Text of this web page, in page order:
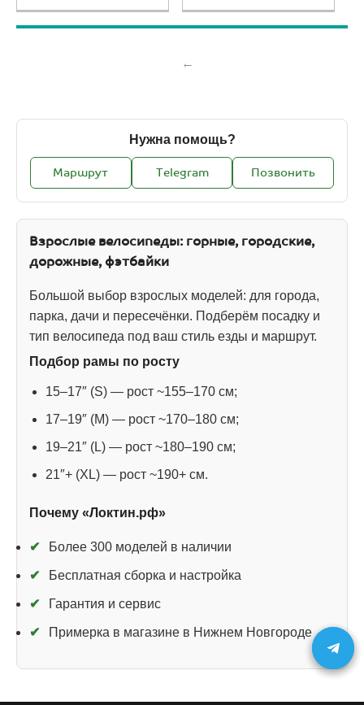
Нужна помощь?
Маршрут Telegram Позвонить
Взрослые велосипеды: горные, городские,
дорожные, фэтбайки
Большой выбор взрослых моделей: для города,
парка, дачи и пересечёнки. Подберём посадку и
тип велосипеда под ваш стиль езды и маршрут.
Подбор рамы по росту
15–17″ (S) — рост ~155–170 см;
17–19″ (M) — рост ~170–180 см;
19–21″ (L) — рост ~180–190 см;
21″+ (XL) — рост ~190+ см.
Почему «Локтин.рф»
Более 300 моделей в наличии
Бесплатная сборка и настройка
Гарантия и сервис
Примерка в магазине в Нижнем Новгороде